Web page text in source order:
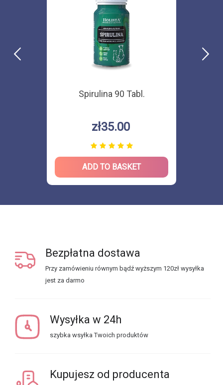
Spirulina 90 Tabl.
zł35.00
ADD TO BASKET
Bezpłatna dostawa
Przy zamówieniu równym bądź wyższym 120zł wysyłka
jest za darmo
Wysyłka w 24h
szybka wsyłka Twoich produktów
Kupujesz od producenta